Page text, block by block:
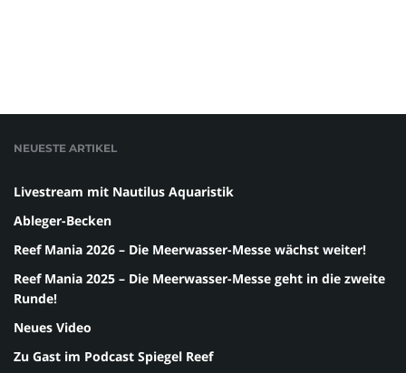
NEUESTE ARTIKEL
Livestream mit Nautilus Aquaristik
Ableger-Becken
Reef Mania 2026 – Die Meerwasser-Messe wächst weiter!
Reef Mania 2025 – Die Meerwasser-Messe geht in die zweite
Runde!
Neues Video
Zu Gast im Podcast Spiegel Reef